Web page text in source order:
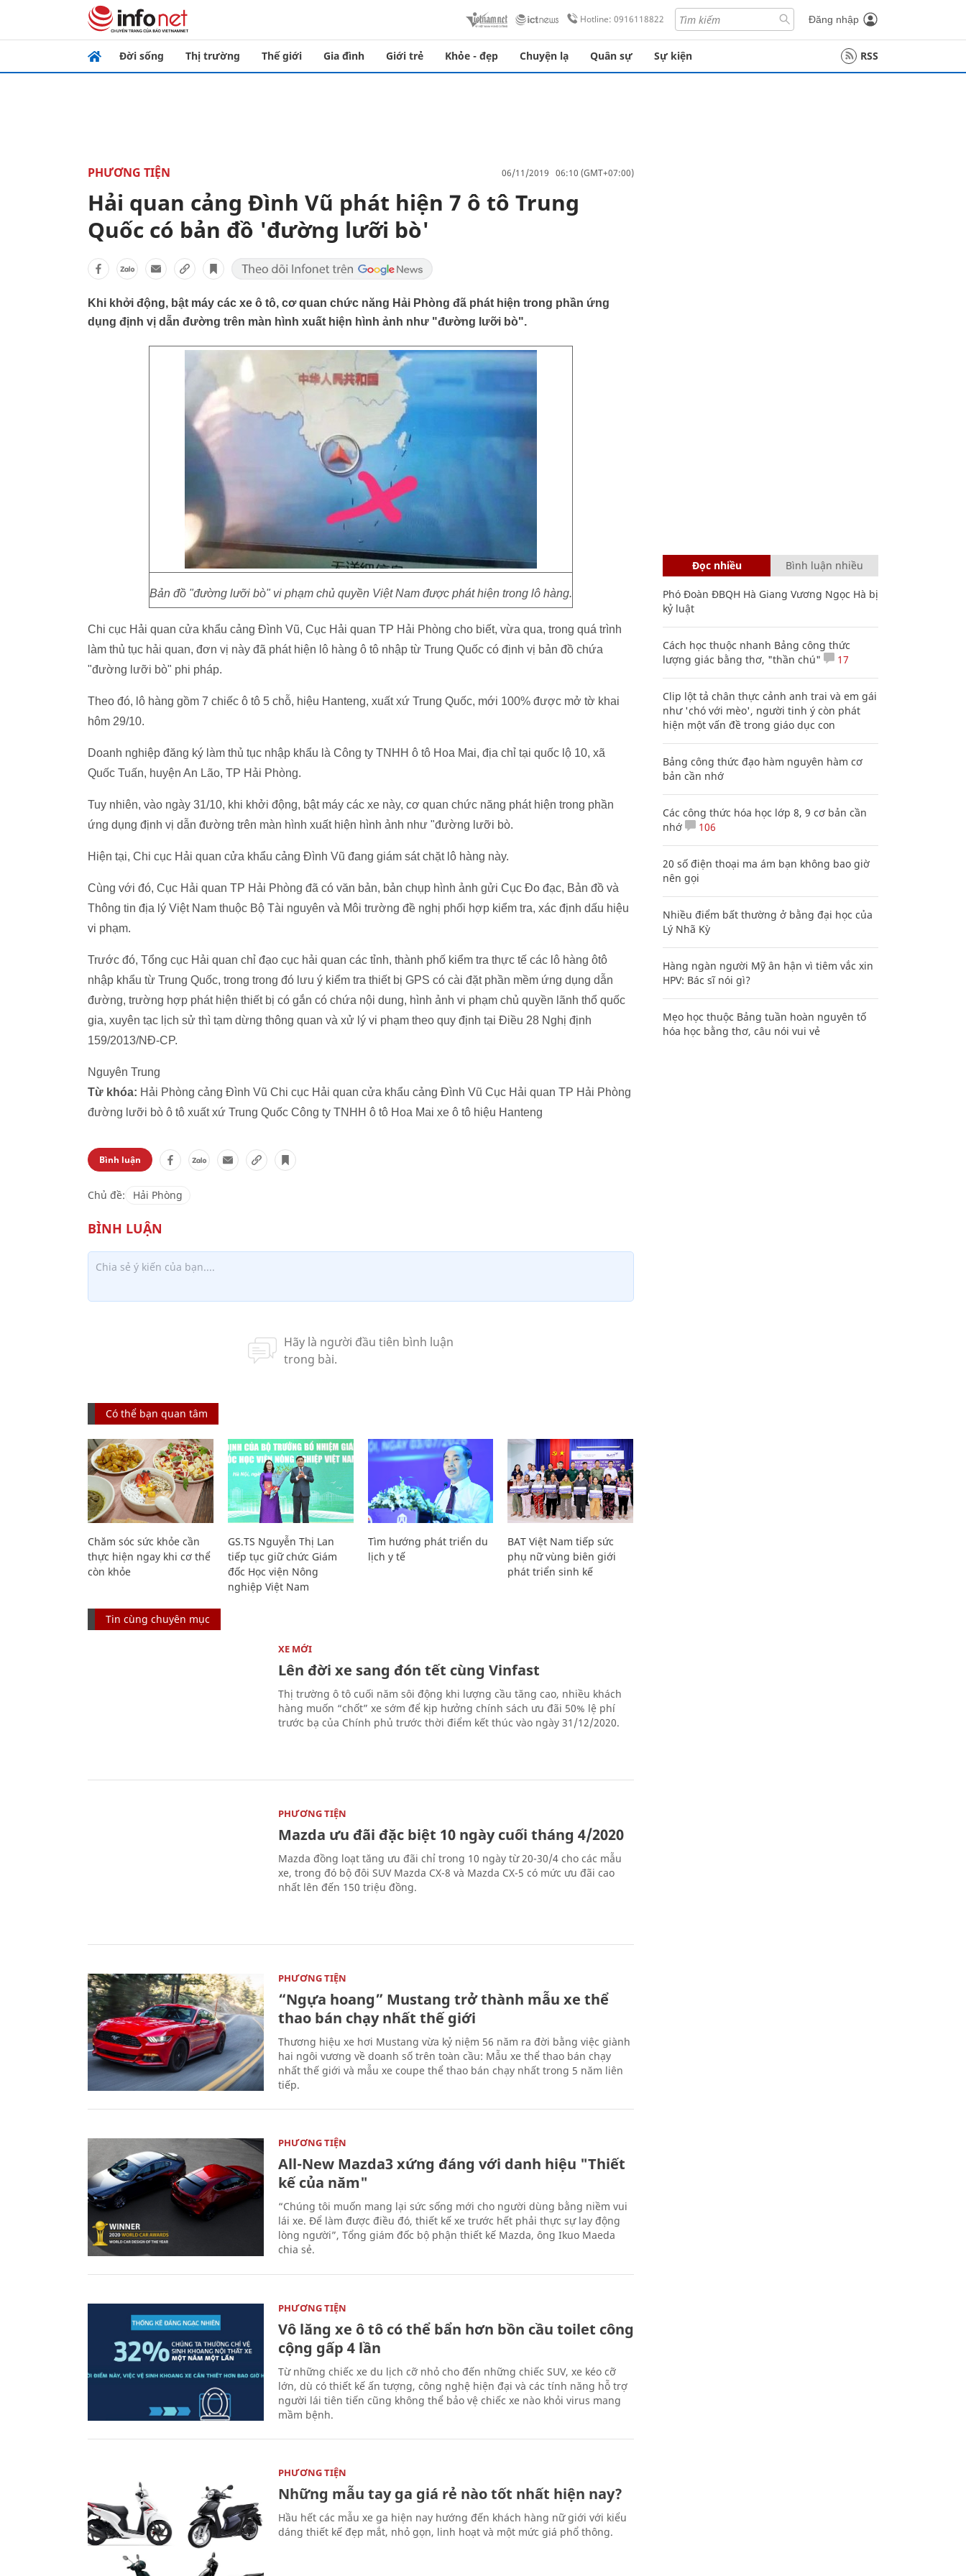
Hotline: 0916118822 Đăng nhập
Đời sống Thị trường Thế giới Gia đình Giới trẻ Khỏe - đẹp Chuyện lạ Quân sự Sự kiện RSS
PHƯƠNG TIỆN 06/11/2019 06:10 (GMT+07:00)
Hải quan cảng Đình Vũ phát hiện 7 ô tô Trung
Quốc có bản đồ 'đường lưỡi bò'
Khi khởi động, bật máy các xe ô tô, cơ quan chức năng Hải Phòng đã phát hiện trong phần ứng
dụng định vị dẫn đường trên màn hình xuất hiện hình ảnh như "đường lưỡi bò".
Bản đồ "đường lưỡi bò" vi phạm chủ quyền Việt Nam được phát hiện trong lô hàng.
Chi cục Hải quan cửa khẩu cảng Đình Vũ, Cục Hải quan TP Hải Phòng cho biết, vừa qua, trong quá trình
làm thủ tục hải quan, đơn vị này đã phát hiện lô hàng ô tô nhập từ Trung Quốc có định vị bản đồ chứa
"đường lưỡi bò" phi pháp.
Theo đó, lô hàng gồm 7 chiếc ô tô 5 chỗ, hiệu Hanteng, xuất xứ Trung Quốc, mới 100% được mở tờ khai
hôm 29/10.
Doanh nghiệp đăng ký làm thủ tục nhập khẩu là Công ty TNHH ô tô Hoa Mai, địa chỉ tại quốc lộ 10, xã
Quốc Tuấn, huyện An Lão, TP Hải Phòng.
Tuy nhiên, vào ngày 31/10, khi khởi động, bật máy các xe này, cơ quan chức năng phát hiện trong phần
ứng dụng định vị dẫn đường trên màn hình xuất hiện hình ảnh như "đường lưỡi bò.
Hiện tại, Chi cục Hải quan cửa khẩu cảng Đình Vũ đang giám sát chặt lô hàng này.
Cùng với đó, Cục Hải quan TP Hải Phòng đã có văn bản, bản chụp hình ảnh gửi Cục Đo đạc, Bản đồ và
Thông tin địa lý Việt Nam thuộc Bộ Tài nguyên và Môi trường đề nghị phối hợp kiểm tra, xác định dấu hiệu
vi phạm.
Trước đó, Tổng cục Hải quan chỉ đạo cục hải quan các tỉnh, thành phố kiểm tra thực tế các lô hàng ôtô
nhập khẩu từ Trung Quốc, trong trong đó lưu ý kiểm tra thiết bị GPS có cài đặt phần mềm ứng dụng dẫn
đường, trường hợp phát hiện thiết bị có gắn có chứa nội dung, hình ảnh vi phạm chủ quyền lãnh thổ quốc
gia, xuyên tạc lịch sử thì tạm dừng thông quan và xử lý vi phạm theo quy định tại Điều 28 Nghị định
159/2013/NĐ-CP.
Nguyên Trung
Từ khóa: Hải Phòng cảng Đình Vũ Chi cục Hải quan cửa khẩu cảng Đình Vũ Cục Hải quan TP Hải Phòng
đường lưỡi bò ô tô xuất xứ Trung Quốc Công ty TNHH ô tô Hoa Mai xe ô tô hiệu Hanteng
Bình luận
Chủ đề: Hải Phòng
Có thể bạn quan tâm
Chăm sóc sức khỏe cần
thực hiện ngay khi cơ thể
còn khỏe
GS.TS Nguyễn Thị Lan
tiếp tục giữ chức Giám
đốc Học viện Nông
nghiệp Việt Nam
Tìm hướng phát triển du
lịch y tế
BAT Việt Nam tiếp sức
phụ nữ vùng biên giới
phát triển sinh kế
Tin cùng chuyên mục
XE MỚI
Lên đời xe sang đón tết cùng Vinfast
Thị trường ô tô cuối năm sôi động khi lượng cầu tăng cao, nhiều khách
hàng muốn “chốt” xe sớm để kịp hưởng chính sách ưu đãi 50% lệ phí
trước bạ của Chính phủ trước thời điểm kết thúc vào ngày 31/12/2020.
PHƯƠNG TIỆN
Mazda ưu đãi đặc biệt 10 ngày cuối tháng 4/2020
Mazda đồng loạt tăng ưu đãi chỉ trong 10 ngày từ 20-30/4 cho các mẫu
xe, trong đó bộ đôi SUV Mazda CX-8 và Mazda CX-5 có mức ưu đãi cao
nhất lên đến 150 triệu đồng.
PHƯƠNG TIỆN
“Ngựa hoang” Mustang trở thành mẫu xe thể
thao bán chạy nhất thế giới
Thương hiệu xe hơi Mustang vừa kỷ niệm 56 năm ra đời bằng việc giành
hai ngôi vương về doanh số trên toàn cầu: Mẫu xe thể thao bán chạy
nhất thế giới và mẫu xe coupe thể thao bán chạy nhất trong 5 năm liên
tiếp.
PHƯƠNG TIỆN
All-New Mazda3 xứng đáng với danh hiệu "Thiết
kế của năm"
“Chúng tôi muốn mang lại sức sống mới cho người dùng bằng niềm vui
lái xe. Để làm được điều đó, thiết kế xe trước hết phải thực sự lay động
lòng người”, Tổng giám đốc bộ phận thiết kế Mazda, ông Ikuo Maeda
chia sẻ.
PHƯƠNG TIỆN
Vô lăng xe ô tô có thể bẩn hơn bồn cầu toilet công
cộng gấp 4 lần
Từ những chiếc xe du lịch cỡ nhỏ cho đến những chiếc SUV, xe kéo cỡ
lớn, dù có thiết kế ấn tượng, công nghệ hiện đại và các tính năng hỗ trợ
người lái tiên tiến cũng không thể bảo vệ chiếc xe nào khỏi virus mang
mầm bệnh.
PHƯƠNG TIỆN
Những mẫu tay ga giá rẻ nào tốt nhất hiện nay?
Hầu hết các mẫu xe ga hiện nay hướng đến khách hàng nữ giới với kiểu
dáng thiết kế đẹp mắt, nhỏ gọn, linh hoạt và một mức giá phổ thông.
Đọc nhiều Bình luận nhiều
Phó Đoàn ĐBQH Hà Giang Vương Ngọc Hà bị
kỷ luật
Cách học thuộc nhanh Bảng công thức
lượng giác bằng thơ, "thần chú"
17
Clip lột tả chân thực cảnh anh trai và em gái
như 'chó với mèo', người tinh ý còn phát
hiện một vấn đề trong giáo dục con
Bảng công thức đạo hàm nguyên hàm cơ
bản cần nhớ
Các công thức hóa học lớp 8, 9 cơ bản cần
nhớ
106
20 số điện thoại ma ám bạn không bao giờ
nên gọi
Nhiều điểm bất thường ở bằng đại học của
Lý Nhã Kỳ
Hàng ngàn người Mỹ ân hận vì tiêm vắc xin
HPV: Bác sĩ nói gì?
Mẹo học thuộc Bảng tuần hoàn nguyên tố
hóa học bằng thơ, câu nói vui vẻ